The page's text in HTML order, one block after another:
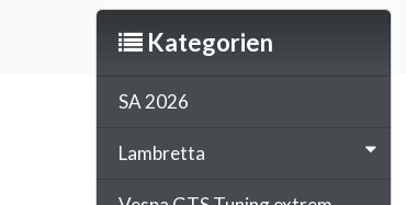
Kategorien
SA 2026
Lambretta